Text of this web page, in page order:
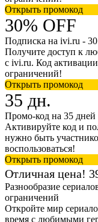
Открыть промокод
30% OFF
Подписка на ivi.ru -
Получите доступ к
с ivi.ru. Код
ограничений!
Открыть промокод
35 дн.
Промо-код на 35 дней
Активируйте код и
нужно быть
воспользоваться!
Открыть промокод
Отличная цена!
Разнообразие
ограничений
Откройте мир
время с любимыми